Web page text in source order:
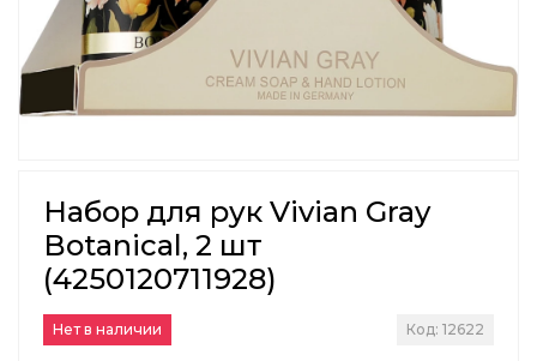
Набор для рук Vivian Gray
Botanical, 2 шт
(4250120711928)
Нет в наличии Код: 12622